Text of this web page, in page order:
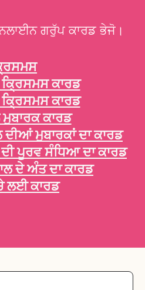
ਗਰੁੱਪ ਕਾਰਡ ਭੇਜੋ।
ਕਾਰਡ
ਕਾਰਡ
ਮੁਬਾਰਕ ਕਾਰਡ
ਮੁਬਾਰਕਾਂ ਦਾ ਕਾਰਡ
ਪੂਰਵ ਸੰਧਿਆ ਦਾ ਕਾਰਡ
ਦੇ ਅੰਤ ਦਾ ਕਾਰਡ
ਲਈ ਕਾਰਡ